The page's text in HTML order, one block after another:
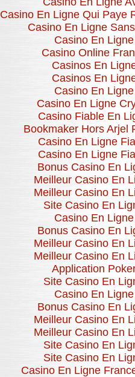
Casino En Ligne Qui Paye
Casino En Ligne
Casino En Ligne
Casino Online
Casinos En
Casinos En
Casino En Ligne
Casino En Ligne
Casino Fiable En
Bookmaker Hors Arjel
Casino En Ligne
Casino En Ligne
Bonus Casino En
Meilleur Casino En
Meilleur Casino En
Site Casino En
Casino En Ligne
Bonus Casino En
Meilleur Casino En
Meilleur Casino En
Application
Site Casino En
Casino En Ligne
Bonus Casino En
Meilleur Casino En
Meilleur Casino En
Site Casino En
Site Casino En
Casino En Ligne